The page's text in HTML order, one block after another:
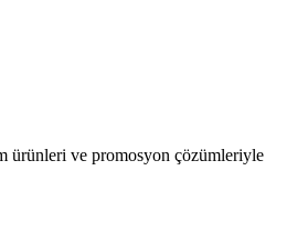
ürünleri ve promosyon çözümleriyle